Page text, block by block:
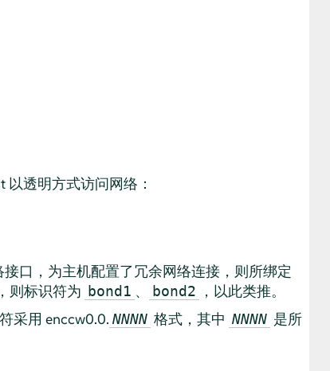
透明方式访问网络：
口，为主机配置了冗余网络连接，则所绑定
则标识符为 bond1 、 bond2
，以此类推。
采用 enccw0.0. NNNN 格式，其中 NNNN 是所